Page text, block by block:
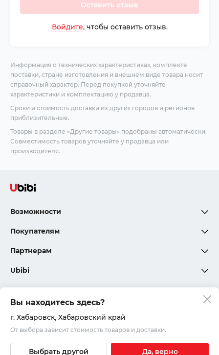
Оставить отзыв
Войдите, чтобы оставить отзыв.
Информация о технических характеристиках, комплекте
поставки, стране изготовления и внешнем виде товара носит
справочный характер. Перед покупкой уточняйте
характеристики и комплектацию у продавца.
Сроки и стоимость доставки из других городов и регионов
приблизительные.
Товары в разделе «Другие товары» подобраны автоматически.
Совместимость товаров уточняйте у продавца или
производителя.
Возможности
Покупателям
Партнерам
Ubibi
Политика конфиденциальности
Соглашения и правила
© 2020 – 2026, ООО «Юкар»
Вы находитесь здесь?
г. Хабаровск, Хабаровский край
От выбора зависит стоимость товаров и доставки.
Выбрать другой Да, верно